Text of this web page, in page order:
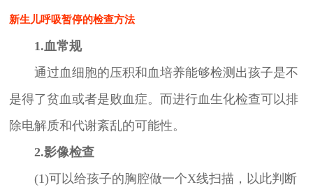
新生儿呼吸暂停的检查方法
1.血常规
通过血细胞的压积和血培养能够检测出孩子是不
是得了贫血或者是败血症。而进行血生化检查可以排
除电解质和代谢紊乱的可能性。
2.影像检查
(1)可以给孩子的胸腔做一个X线扫描，以此判断